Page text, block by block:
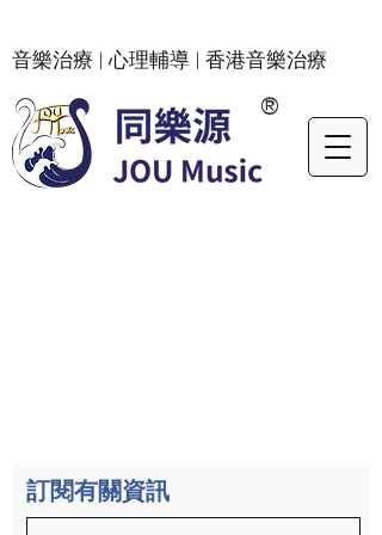
®
​音樂治療 | 心理輔導 | 香港音樂治療
訂閱有關資訊